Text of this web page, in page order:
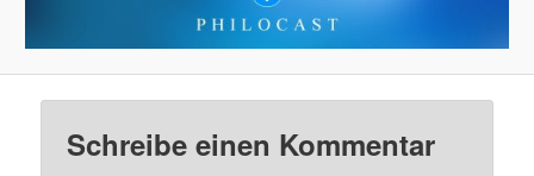
Schreibe einen Kommentar